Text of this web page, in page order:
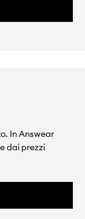
In Answear
dai prezzi